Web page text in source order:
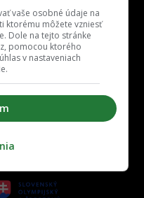
Odzadu.sk
vaše osobné údaje na
ktorému môžete vzniesť
Dole na tejto stránke
pomocou ktorého
v nastaveniach